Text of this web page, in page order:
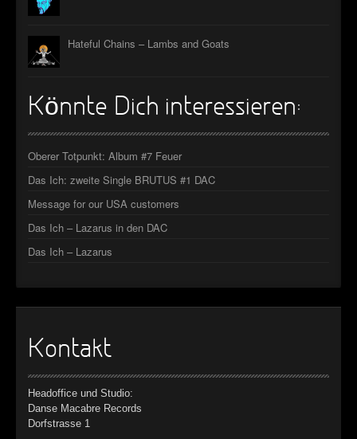
Hateful Chains – Lambs and Goats
Könnte Dich interessieren:
Oberer Totpunkt: Album #7 Feuer
Das Ich: zweite Single BRUTUS #1 DAC
Message for our USA customers
Das Ich – Lazarus in den DAC
Das Ich – Lazarus
Kontakt
Headoffice und Studio:
Danse Macabre Records
Dorfstrasse 1